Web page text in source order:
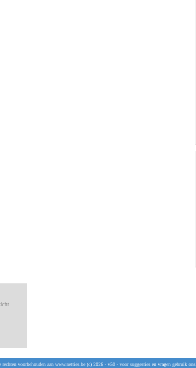
rechten voorbehouden aan www.netties.be (c) 2026 - v50 - voor suggesties en vragen gebruik ons